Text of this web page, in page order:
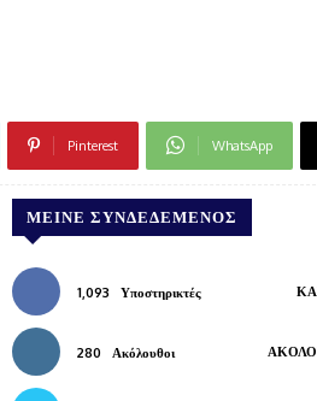
Pinterest WhatsApp
ΜΕΊΝΕ ΣΥΝΔΕΔΕΜΈΝΟΣ
1,093 Υποστηρικτές
280 Ακόλουθοι